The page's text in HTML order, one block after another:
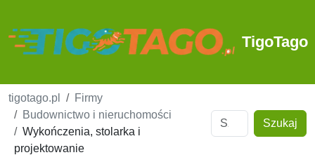
TigoTago
tigotago.pl
Firmy
Budownictwo i nieruchomości
Wykończenia, stolarka i
projektowanie
Szukaj